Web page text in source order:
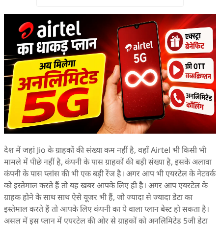
देश में जहां Jio के ग्राहकों की संख्या कम नहीं है, वहाँ Airtel भी किसी भी
मामले में पीछे नहीं है, कंपनी के पास ग्राहकों की बड़ी संख्या है, इसके अलावा
कंपनी के पास प्लांस की भी एक बड़ी रेंज है। अगर आप भी एयरटेल के नेटवर्क
को इस्तेमाल करते हैं तो यह खबर आपके लिए ही है। अगर आप एयरटेल के
ग्राहक होने के साथ साथ ऐसे यूजर भी हैं, जो ज्यादा से ज्यादा डेटा का
इस्तेमाल करते हैं तो आपके लिए कंपनी का ये वाला प्लान बेस्ट हो सकता है।
असल में इस प्लान में एयरटेल की ओर से ग्राहकों को अनलिमिटेड 5जी डेटा